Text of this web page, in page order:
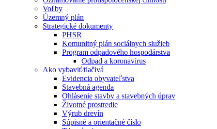
Voľby
Územný plán
Strategické dokumenty
PHSR
Komunitný plán sociálnych služieb
Program odpadového hospodárstva
Odpad a koronavírus
Ako vybaviť⁄tlačivá
Evidencia obyvateľstva
Stavebná agenda
Ohlásenie stavby a stavebných úprav
Životné prostredie
Výrub drevín
Súpisné a orientačné číslo